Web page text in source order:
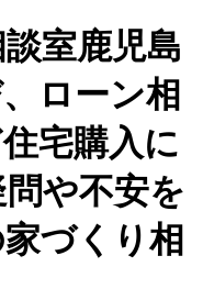
室鹿児島
ローン相
宅購入に
や不安を
づくり相